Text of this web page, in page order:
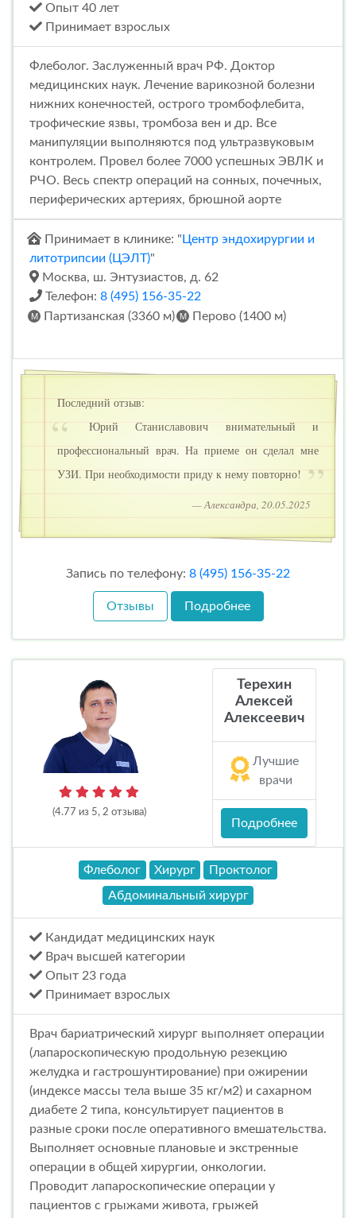
Опыт 40 лет
Принимает взрослых
Флеболог. Заслуженный врач РФ. Доктор
медицинских наук. Лечение варикозной болезни
нижних конечностей, острого тромбофлебита,
трофические язвы, тромбоза вен и др. Все
манипуляции выполняются под ультразвуковым
контролем. Провел более 7000 успешных ЭВЛК и
РЧО. Весь спектр операций на сонных, почечных,
периферических артериях, брюшной аорте
Принимает в клинике: " Центр эндохирургии и
литотрипсии (ЦЭЛТ)"
Москва, ш. Энтузиастов, д. 62
Телефон: 8 (495) 156-35-22
Партизанская (3360 м)
Перово (1400 м)
Последний отзыв:
Юрий Станиславович внимательный и
профессиональный врач. На приеме он сделал мне
УЗИ. При необходимости приду к нему повторно!
— Александра, 20.05.2025
Запись по телефону: 8 (495) 156-35-22
Отзывы Подробнее
(4.77 из 5, 2 отзыва)
Терехин
Алексей
Алексеевич
Лучшие
врачи
Подробнее
Флеболог Хирург
Проктолог
Абдоминальный хирург
Кандидат медицинских наук
Врач высшей категории
Опыт 23 года
Принимает взрослых
Врач бариатрический хирург выполняет операции
(лапароскопическую продольную резекцию
желудка и гастрошунтирование) при ожирении
(индексе массы тела выше 35 кг/м2) и сахарном
диабете 2 типа, консультирует пациентов в
разные сроки после оперативного вмешательства.
Выполняет основные плановые и экстренные
операции в общей хирургии, онкологии.
Проводит лапароскопические операции у
пациентов с грыжами живота, грыжей